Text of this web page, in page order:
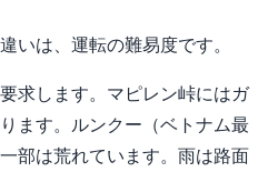
いは、運転の難易度です。
求します。マピレン峠にはガ
ます。ルンクー（ベトナム最
部は荒れています。雨は路面